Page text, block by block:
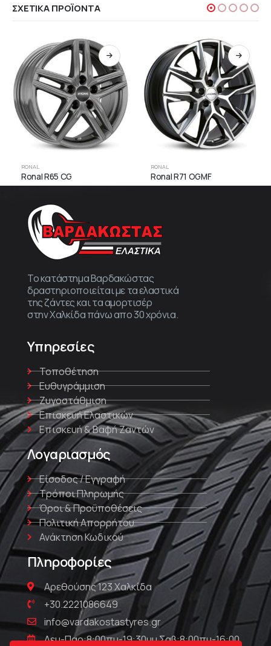
ΣΧΕΤΙΚΆ ΠΡΟΪΌΝΤΑ
RONAL
Ronal R65 CG
RONAL
Ronal R71 OGMF
Το κατάστημα Βαρδακώστας
δραστηριοποιείται με τα ελαστικά
της ζάντες και τα αμορτισέρ
στην Χαλκίδα πάνω απο 30 χρόνια.
Υπηρεσίες
Τοποθέτηση
Ευθυγράμμιση
Ζυγοστάθμιση
Επισκευή Ελαστικών
Επισκευή & Βαφή Ζαντών
Λογαριασμός
Είσοδος / Εγγραφή
Τρόποι Πληρωμής
Όροι & Προϋποθέσεις
Πολιτική Απορρήτου
Ανάκτηση Κωδικού
Πληροφορίες
Αρεθούσης 123 Χαλκίδα
+30.2221086649
info@vardakostastyres.gr
Δευ-Παρ:8:00πμ-19:30μμ Σαβ:8:00πμ-16:00